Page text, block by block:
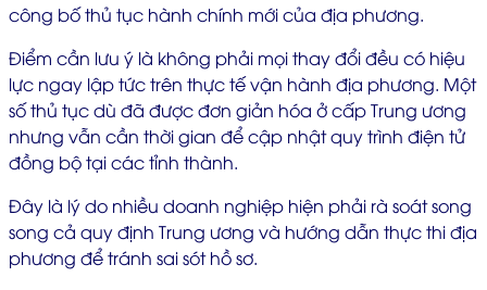
công bố thủ tục hành chính mới của địa phương.
Điểm cần lưu ý là không phải mọi thay đổi đều có hiệu
lực ngay lập tức trên thực tế vận hành địa phương. Một
số thủ tục dù đã được đơn giản hóa ở cấp Trung ương
nhưng vẫn cần thời gian để cập nhật quy trình điện tử
đồng bộ tại các tỉnh thành.
Đây là lý do nhiều doanh nghiệp hiện phải rà soát song
song cả quy định Trung ương và hướng dẫn thực thi địa
phương để tránh sai sót hồ sơ.